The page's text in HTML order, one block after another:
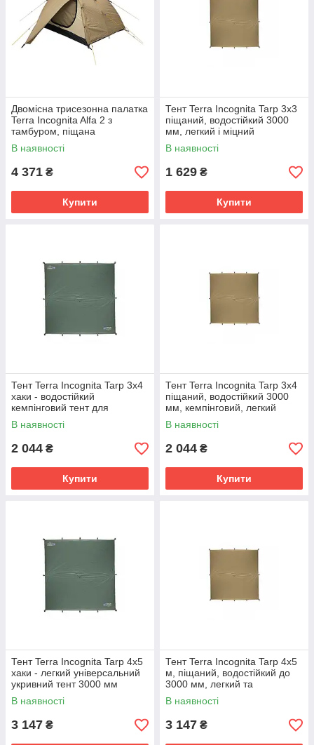
Двомісна трисезонна палатка
Terra Incognita Alfa 2 з
тамбуром, піщана
В наявності
4 371 ₴
Купити
Тент Terra Incognita Tarp 3х3
піщаний, водостійкий 3000
мм, легкий і міцний
В наявності
1 629 ₴
Купити
Тент Terra Incognita Tarp 3x4
хаки - водостійкий
кемпінговий тент для
проживання та автомобіля
В наявності
2 044 ₴
Купити
Тент Terra Incognita Tarp 3x4
піщаний, водостійкий 3000
мм, кемпінговий, легкий
В наявності
2 044 ₴
Купити
Тент Terra Incognita Tarp 4x5
хаки - легкий універсальний
укривний тент 3000 мм
водостійкості
В наявності
3 147 ₴
Тент Terra Incognita Tarp 4x5
м, піщаний, водостійкий до
3000 мм, легкий та
компактний
В наявності
3 147 ₴